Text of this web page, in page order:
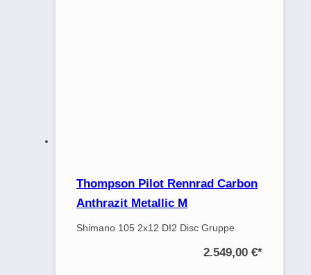
Thompson Pilot Rennrad Carbon
Anthrazit Metallic M
Shimano 105 2x12 DI2 Disc Gruppe
2.549,00 €*